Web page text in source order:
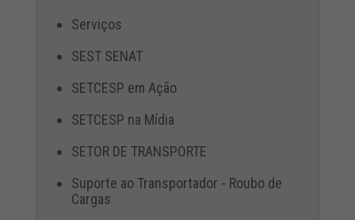
Serviços
SEST SENAT
SETCESP em Ação
SETCESP na Mídia
SETOR DE TRANSPORTE
Suporte ao Transportador - Roubo de
Cargas